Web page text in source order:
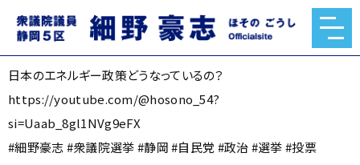
日本のエネルギー政策どうなっているの？
2024.10.14
日本のエネルギー政策どうなっているの？
https://youtube.com/@hosono_54?
si=Uaab_8gl1NVg9eFX
#細野豪志 #衆議院選挙 #静岡 #自民党 #政治 #選挙 #投票